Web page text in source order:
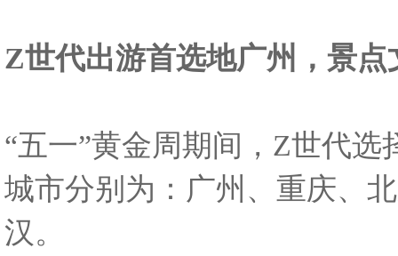
Z世代出游首选地广州，景点
“五一”黄金周期间，Z世代
城市分别为：广州、重庆、
汉。